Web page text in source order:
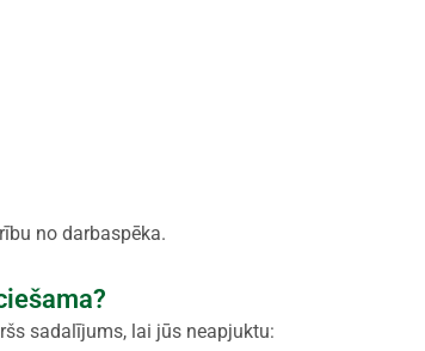
no darbaspēka.
sadalījums, lai jūs neapjuktu: